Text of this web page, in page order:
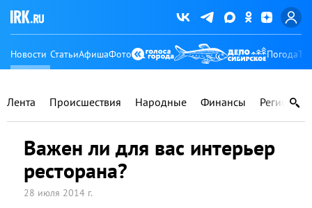
Новости СтатьиАфишаФото Погода
Лента Происшествия Народные Финансы Регионы
Важен ли для вас интерьер
ресторана?
28 июля 2014 г.